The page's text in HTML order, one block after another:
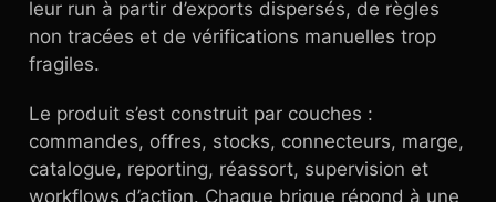
leur run à partir d’exports dispersés, de règles
non tracées et de vérifications manuelles trop
fragiles.
Le produit s’est construit par couches :
commandes, offres, stocks, connecteurs, marge,
catalogue, reporting, réassort, supervision et
workflows d’action. Chaque brique répond à une